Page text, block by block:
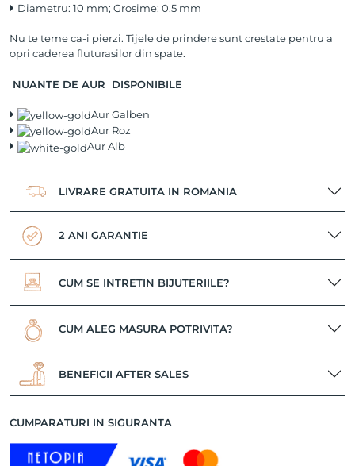
Diametru: 10 mm; Grosime: 0,5 mm
Nu te teme ca-i pierzi. Tijele de prindere sunt crestate pentru a
opri caderea fluturasilor din spate.
NUANTE DE AUR DISPONIBILE
Aur Galben
Aur Roz
Aur Alb
LIVRARE GRATUITA IN ROMANIA
2 ANI GARANTIE
CUM SE INTRETIN BIJUTERIILE?
CUM ALEG MASURA POTRIVITA?
BENEFICII AFTER SALES
CUMPARATURI IN SIGURANTA